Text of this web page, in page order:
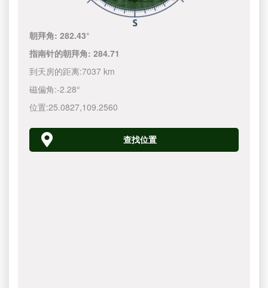
朝拜角:282.43°
指南针的朝拜角:284.71
到天房的距离:7037 km
磁偏角:-2.28°
位置:25.0827,109.2560
查找位置